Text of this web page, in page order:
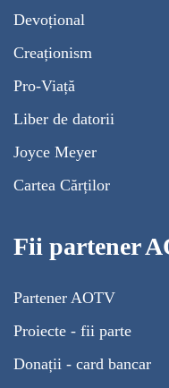
Devoțional
Creaționism
Pro-Viață
Liber de datorii
Joyce Meyer
Cartea Cărților
Fii partener
Partener AOTV
Proiecte - fii parte
Donații - card bancar